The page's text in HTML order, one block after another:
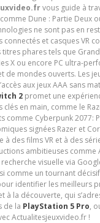
vous guide à
Dune : Partie Deux
ne sont pas en
connectés et casques VR
phares tels que
X ou encore PC ultra-
de mondes ouverts. Les
aux jeux AAA sans
2promet une
clés en main, comme le
comme Cyberpunk 2077:
signées Razer et
à des films VR et à des
ambitieuses comme
visuelle via
comme un tournant
identifier les meilleurs
à la découverte, qui
de la PlayStation 5 Pro,
Actualitesjeuxvideo.fr !